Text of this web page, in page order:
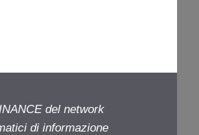
del network
di informazione